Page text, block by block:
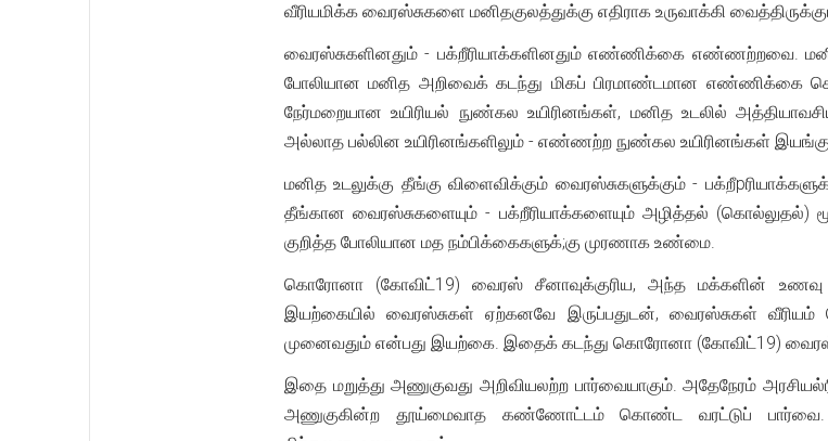
வீரியமிக்க வைரஸ்சுகளை மனிதகுலத்துக்கு எதிராக உருவாக்கி
வைரஸ்சுகளினதும் - பக்றீரியாக்களினதும் எண்ணிக்கை எண்ணற்றவை.
போலியான மனித அறிவைக் கடந்து மிகப் பிரமாண்டமான எண்ணிக்கை
நேர்மறையான உயிரியல் நுண்கல உயிரினங்கள், மனித உடலில்
அல்லாத பல்லின உயிரினங்களிலும் - எண்ணற்ற நுண்கல உயிரினங்கள்
மனித உடலுக்கு தீங்கு விளைவிக்கும் வைரஸ்சுகளுக்கும் -
தீங்கான வைரஸ்சுகளையும் - பக்றீரியாக்களையும் அழித்தல்
குறித்த போலியான மத நம்பிக்கைகளுக்;கு முரணாக உண்மை.
கொரோனா (கோவிட்19) வைரஸ் சீனாவுக்குரிய, அந்த மக்களின் உணவு
இயற்கையில் வைரஸ்சுகள் ஏற்கனவே இருப்பதுடன், வைரஸ்சுகள்
முனைவதும் என்பது இயற்கை. இதைக் கடந்து கொரோனா (கோவிட்19) வைரஸ்
இதை மறுத்து அணுகுவது அறிவியலற்ற பார்வையாகும். அதேநேரம்
அணுகுகின்ற தூய்மைவாத கண்ணோட்டம் கொண்ட வரட்டுப்